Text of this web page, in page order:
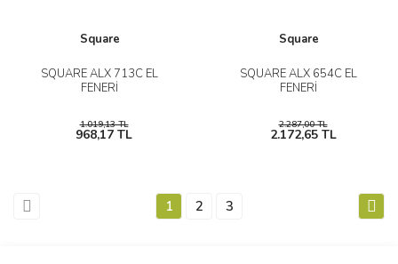
Square
SQUARE ALX 713C EL
FENERİ
1.019,13 TL
968,17 TL
Square
SQUARE ALX 654C EL
FENERİ
2.287,00 TL
2.172,65 TL
1 2 3